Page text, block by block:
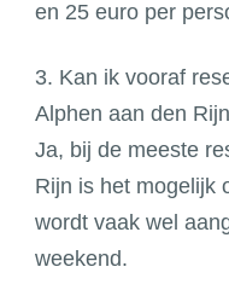
en 25 euro per
3. Kan ik vooraf
Alphen aan den
Ja, bij de meeste
Rijn is het mogelijk
wordt vaak wel
weekend.